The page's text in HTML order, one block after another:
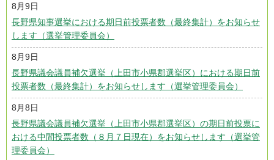
8月9日
長野県知事選挙における期日前投票者数（最終集計）をお知らせ
します（選挙管理委員会）
8月9日
長野県議会議員補欠選挙（上田市小県郡選挙区）における期日前
投票者数（最終集計）をお知らせします（選挙管理委員会）
8月8日
長野県議会議員補欠選挙（上田市小県郡選挙区）の期日前投票に
おける中間投票者数（８月７日現在）をお知らせします（選挙管
理委員会）